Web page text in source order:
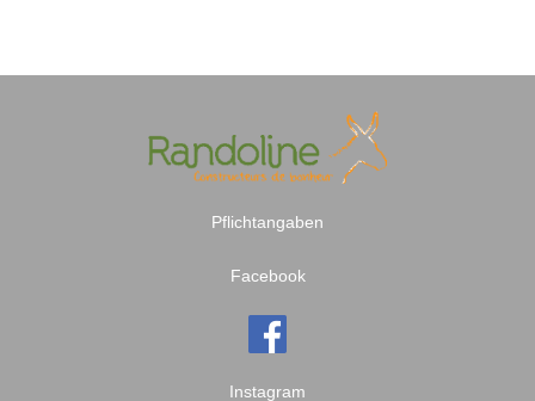
Pflichtangaben
Facebook
Instagram